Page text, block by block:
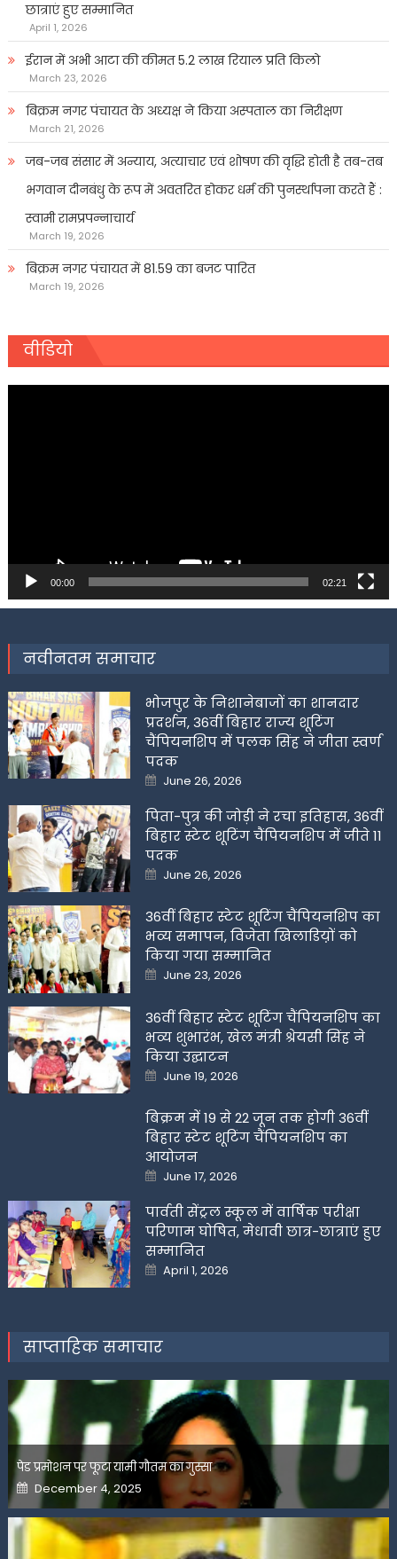
छात्राएं हुए सम्मानित
April 1, 2026
ईरान में अभी आटा की कीमत 5.2 लाख रियाल प्रति किलो
March 23, 2026
बिक्रम नगर पंचायत के अध्यक्ष ने किया अस्पताल का निरीक्षण
March 21, 2026
जब-जब संसार में अन्याय, अत्याचार एवं शोषण की वृद्धि होती है तब-तब
भगवान दीनबंधु के रूप में अवतरित होकर धर्म की पुनर्स्थापना करते हैं :
स्वामी रामप्रपन्नाचार्य
March 19, 2026
बिक्रम नगर पंचायत में 81.59 का बजट पारित
March 19, 2026
वीडियो
00:00 02:21
नवीनतम समाचार
भोजपुर के निशानेबाजों का शानदार
प्रदर्शन, 36वीं बिहार राज्य शूटिंग
चैंपियनशिप में पलक सिंह ने जीता स्वर्ण
पदक
Posted
on
June 26, 2026
पिता-पुत्र की जोड़ी ने रचा इतिहास, 36वीं
बिहार स्टेट शूटिंग चैंपियनशिप में जीते 11
पदक
Posted
on
June 26, 2026
36वीं बिहार स्टेट शूटिंग चैंपियनशिप का
भव्य समापन, विजेता खिलाडिय़ों को
किया गया सम्मानित
Posted
on
June 23, 2026
36वीं बिहार स्टेट शूटिंग चैंपियनशिप का
भव्य शुभारंभ, खेल मंत्री श्रेयसी सिंह ने
किया उद्घाटन
Posted
on
June 19, 2026
बिक्रम में 19 से 22 जून तक होगी 36वीं
बिहार स्टेट शूटिंग चैंपियनशिप का
आयोजन
Posted
on
June 17, 2026
पार्वती सेंट्रल स्कूल में वार्षिक परीक्षा
परिणाम घोषित, मेधावी छात्र-छात्राएं हुए
सम्मानित
Posted
on
April 1, 2026
साप्ताहिक समाचार
पेड प्रमोशन पर फूटा यामी गौतम का गुस्सा
Posted
on
December 4, 2025